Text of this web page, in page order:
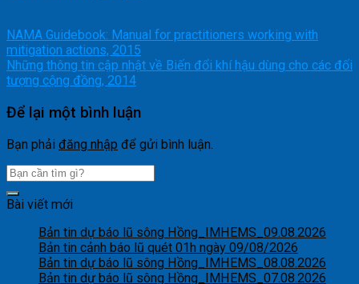
NAMA Guidebook: Manual for practitioners working with
mitigation actions, 2015
Những thông tin cập nhật về Biến đổi khí hậu dùng cho các đối
tượng cộng đồng, 2014
Để lại một bình luận
Bạn phải đăng nhập để gửi bình luận.
Bài viết mới
Bản tin dự báo lũ sông Hồng_IMHEMS_09.08.2026
Bản tin cảnh báo lũ quét 01h ngày 09/08/2026
Bản tin dự báo lũ sông Hồng_IMHEMS_08.08.2026
Bản tin dự báo lũ sông Hồng_IMHEMS_07.08.2026